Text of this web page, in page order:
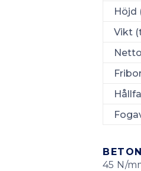
Höjd
Vikt
45 N/